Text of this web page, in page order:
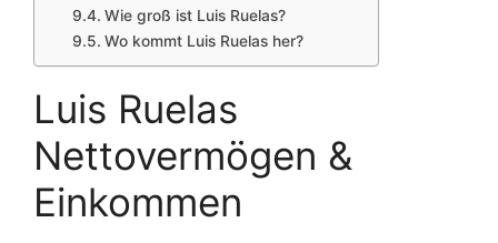
Wie groß ist Luis Ruelas?
Wo kommt Luis Ruelas her?
Luis Ruelas
Nettovermögen &
Einkommen